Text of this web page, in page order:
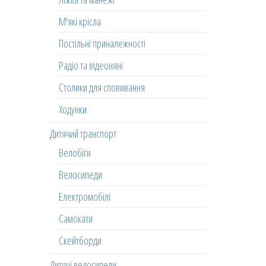
М'які крісла
Постільні приналежності
Радіо та відеоняні
Столики для сповивання
Ходунки
Дитячий транспорт
Велобіги
Велосипеди
Електромобілі
Самокати
Скейтборди